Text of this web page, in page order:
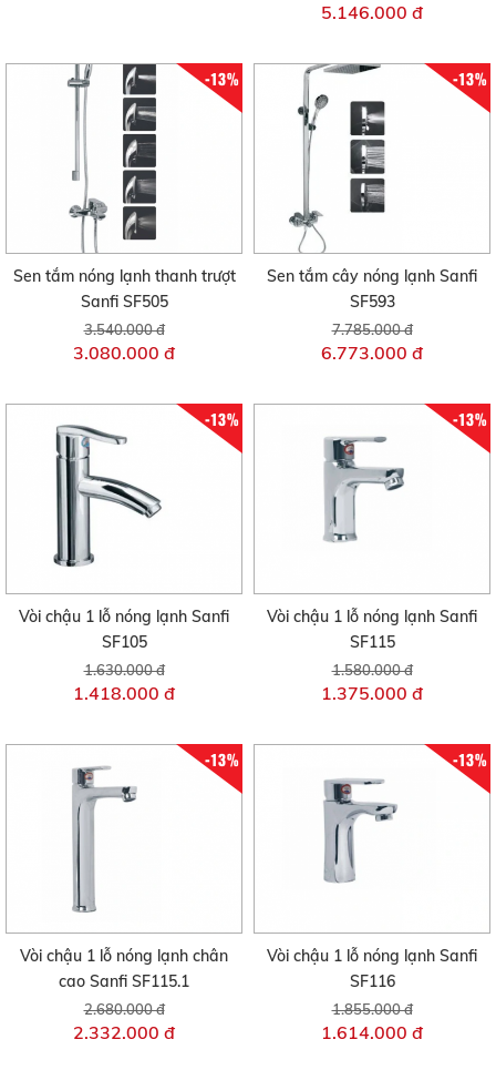
5.146.000 đ
-13%
Sen tắm nóng lạnh thanh trượt
Sanfi SF505
3.540.000 đ
3.080.000 đ
-13%
Sen tắm cây nóng lạnh Sanfi
SF593
7.785.000 đ
6.773.000 đ
-13%
Vòi chậu 1 lỗ nóng lạnh Sanfi
SF105
1.630.000 đ
1.418.000 đ
-13%
Vòi chậu 1 lỗ nóng lạnh Sanfi
SF115
1.580.000 đ
1.375.000 đ
-13%
Vòi chậu 1 lỗ nóng lạnh chân
cao Sanfi SF115.1
2.680.000 đ
2.332.000 đ
-13%
Vòi chậu 1 lỗ nóng lạnh Sanfi
SF116
1.855.000 đ
1.614.000 đ